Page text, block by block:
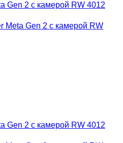
Gen 2 с камерой RW 4012
Gen 2 с камерой RW 4012